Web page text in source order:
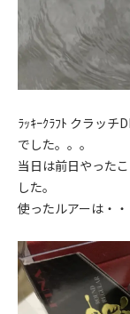
ﾗｯｷｰｸﾗﾌﾄ クラッ
でした。。。
当日は前日やった
した。
使ったルアーは・・